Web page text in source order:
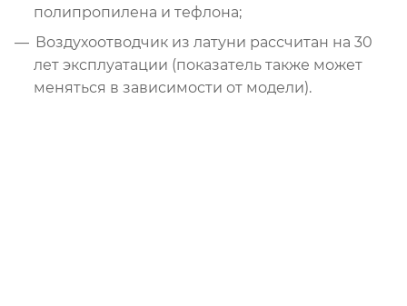
полипропилена и тефлона;
Воздухоотводчик из латуни рассчитан на 30
лет эксплуатации (показатель также может
меняться в зависимости от модели).